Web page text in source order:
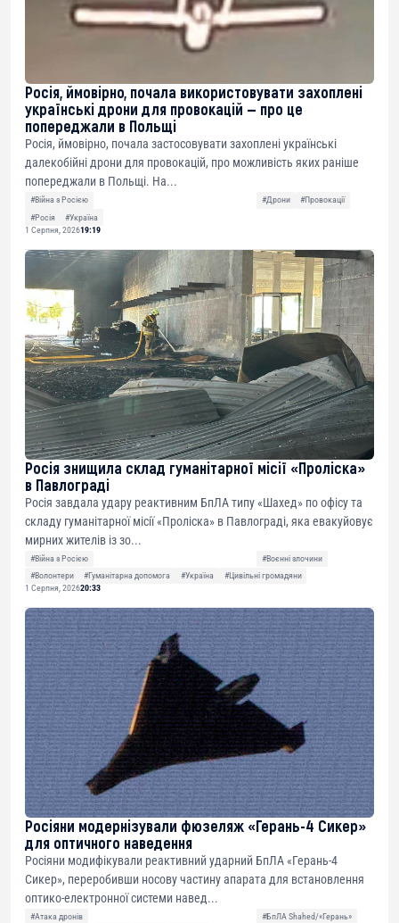
Росія, ймовірно, почала використовувати захоплені
українські дрони для провокацій — про це
попереджали в Польщі
Росія, ймовірно, почала застосовувати захоплені українські
далекобійні дрони для провокацій, про можливість яких раніше
попереджали в Польщі. На...
#Війна з Росією #Дрони
#Провокації
#Росія
#Україна
1 Серпня, 202619:19
Росія знищила склад гуманітарної місії «Проліска»
в Павлограді
Росія завдала удару реактивним БпЛА типу «Шахед» по офісу та
складу гуманітарної місії «Проліска» в Павлограді, яка евакуйовує
мирних жителів із зо...
#Війна з Росією
#Воєнні злочини
#Волонтери
#Гуманітарна допомога #Україна
#Цивільні громадяни
1 Серпня, 202620:33
Росіяни модернізували фюзеляж «Герань-4 Сикер»
для оптичного наведення
Росіяни модифікували реактивний ударний БпЛА «Герань-4
Сикер», переробивши носову частину апарата для встановлення
оптико-електронної системи навед...
#Атака дронів
#БпЛА Shahed/«Герань»